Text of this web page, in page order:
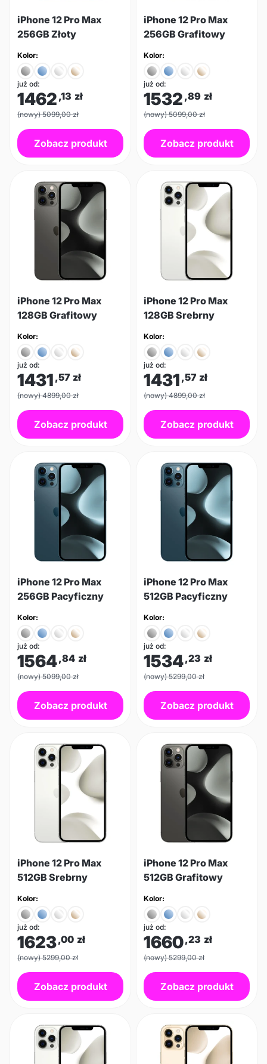
iPhone 12 Pro Max
256GB Złoty
Kolor:
już od:
1462 ,13 zł
(nowy) 5099,00 zł
Zobacz produkt
iPhone 12 Pro Max
256GB Grafitowy
Kolor:
już od:
1532 ,89 zł
(nowy) 5099,00 zł
Zobacz produkt
iPhone 12 Pro Max
128GB Grafitowy
Kolor:
już od:
1431 ,57 zł
(nowy) 4899,00 zł
Zobacz produkt
iPhone 12 Pro Max
128GB Srebrny
Kolor:
już od:
1431 ,57 zł
(nowy) 4899,00 zł
Zobacz produkt
iPhone 12 Pro Max
256GB Pacyficzny
Kolor:
już od:
1564,84 zł
(nowy) 5099,00 zł
Zobacz produkt
iPhone 12 Pro Max
512GB Pacyficzny
Kolor:
już od:
1534,23 zł
(nowy) 5299,00 zł
Zobacz produkt
iPhone 12 Pro Max
512GB Srebrny
Kolor:
już od:
1623,00 zł
(nowy) 5299,00 zł
Zobacz produkt
iPhone 12 Pro Max
512GB Grafitowy
Kolor:
już od:
1660,23 zł
(nowy) 5299,00 zł
Zobacz produkt